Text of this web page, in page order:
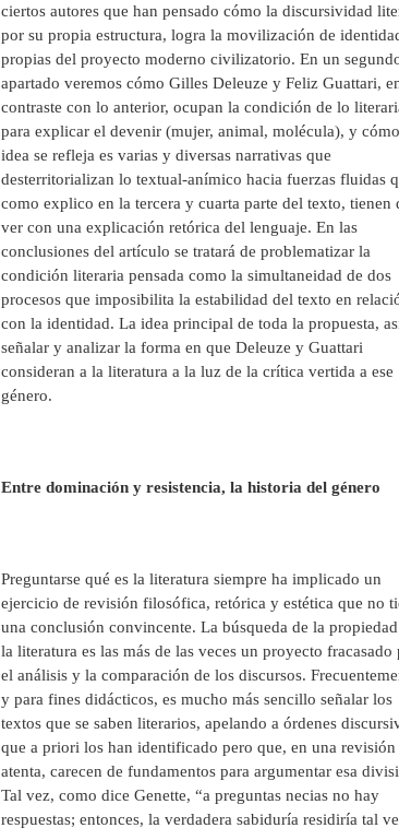
ciertos autores que han pensado cómo la discursividad
por su propia estructura, logra la movilización de
propias del proyecto moderno civilizatorio. En un
apartado veremos cómo Gilles Deleuze y Feliz Guattari,
contraste con lo anterior, ocupan la condición de lo
para explicar el devenir (mujer, animal, molécula), y
idea se refleja es varias y diversas narrativas que
desterritorializan lo textual-anímico hacia fuerzas fluidas
como explico en la tercera y cuarta parte del texto, tienen
ver con una explicación retórica del lenguaje. En las
conclusiones del artículo se tratará de problematizar la
condición literaria pensada como la simultaneidad de dos
procesos que imposibilita la estabilidad del texto en
con la identidad. La idea principal de toda la propuesta,
señalar y analizar la forma en que Deleuze y Guattari
consideran a la literatura a la luz de la crítica vertida a ese
género.
Entre dominación y resistencia, la historia del género
Preguntarse qué es la literatura siempre ha implicado un
ejercicio de revisión filosófica, retórica y estética que no
una conclusión convincente. La búsqueda de la
la literatura es las más de las veces un proyecto fracasado
el análisis y la comparación de los discursos.
y para fines didácticos, es mucho más sencillo señalar los
textos que se saben literarios, apelando a órdenes
que a priori los han identificado pero que, en una revisión
atenta, carecen de fundamentos para argumentar esa
Tal vez, como dice Genette, “a preguntas necias no hay
respuestas; entonces, la verdadera sabiduría residiría tal